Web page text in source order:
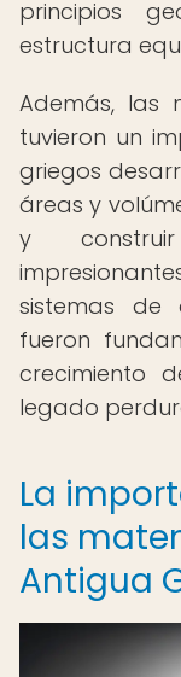
principios
estructura
Además, las
tuvieron un
griegos
áreas y
y
sistemas de
fueron
crecimiento
legado
La
las
Antigua